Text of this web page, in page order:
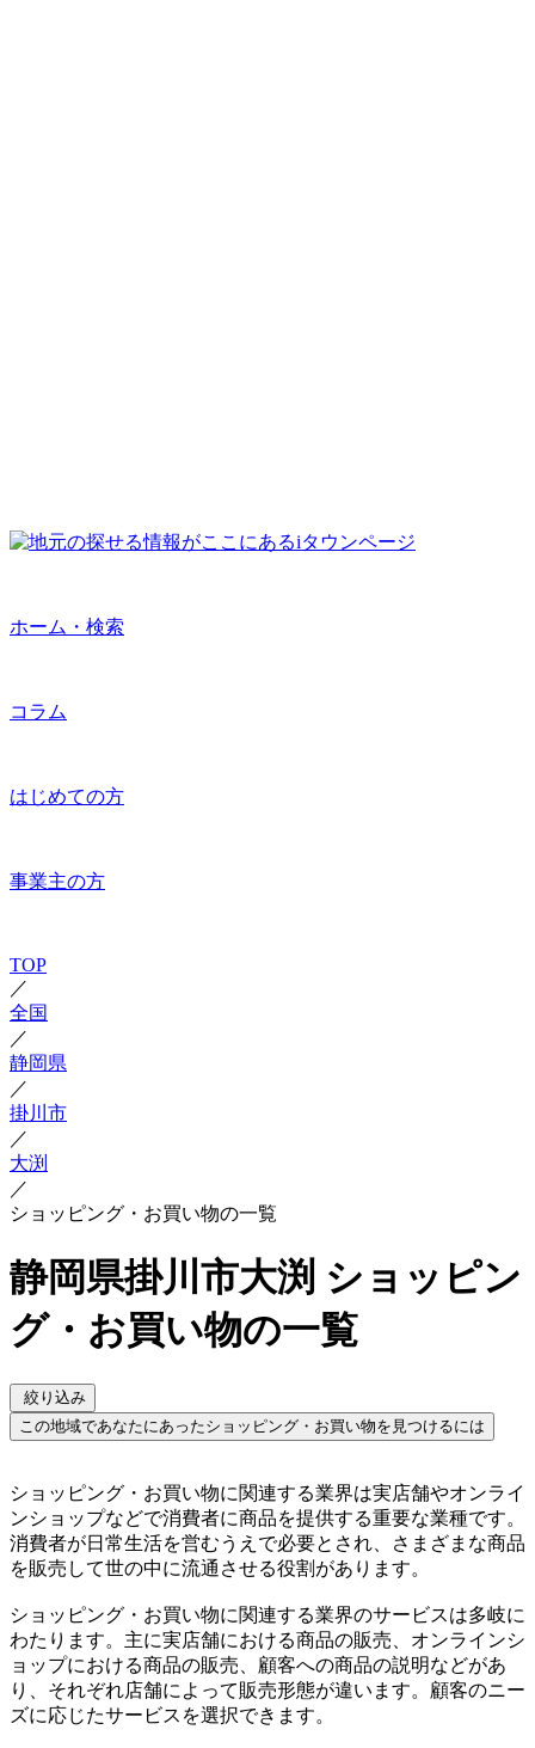
ホーム・検索
コラム
はじめての方
事業主の方
TOP
／
全国
／
静岡県
／
掛川市
／
大渕
／
ショッピング・お買い物の一覧
静岡県掛川市大渕 ショッピン
グ・お買い物の一覧
絞り込み
この地域であなたにあったショッピング・お買い物を見つけるには
ショッピング・お買い物に関連する業界は実店舗やオンライ
ンショップなどで消費者に商品を提供する重要な業種です。
消費者が日常生活を営むうえで必要とされ、さまざまな商品
を販売して世の中に流通させる役割があります。
ショッピング・お買い物に関連する業界のサービスは多岐に
わたります。主に実店舗における商品の販売、オンラインシ
ョップにおける商品の販売、顧客への商品の説明などがあ
り、それぞれ店舗によって販売形態が違います。顧客のニー
ズに応じたサービスを選択できます。